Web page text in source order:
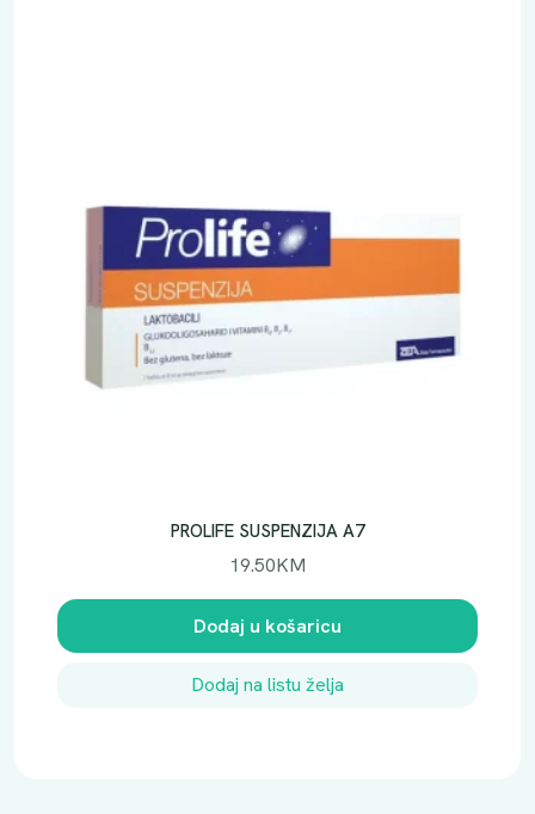
PROLIFE SUSPENZIJA A7
19.50KM
Dodaj u košaricu
Dodaj na listu želja